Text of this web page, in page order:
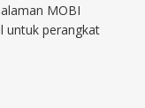
MOBI
untuk perangkat